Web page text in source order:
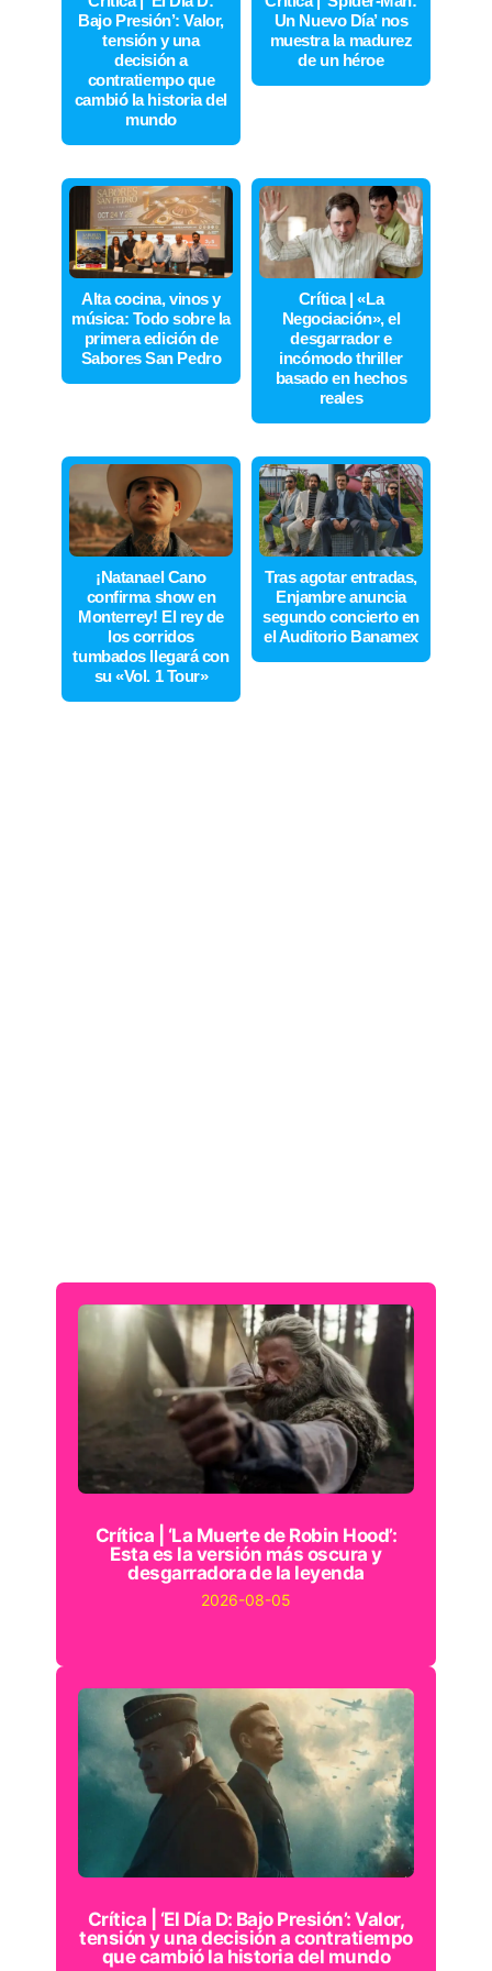
Bajo Presión’: Valor,
tensión y una
decisión a
contratiempo que
cambió la historia del
mundo
Un Nuevo Día’ nos
muestra la madurez
de un héroe
Alta cocina, vinos y
música: Todo sobre la
primera edición de
Sabores San Pedro
Crítica | «La
Negociación», el
desgarrador e
incómodo thriller
basado en hechos
reales
¡Natanael Cano
confirma show en
Monterrey! El rey de
los corridos
tumbados llegará con
su «Vol. 1 Tour»
Tras agotar entradas,
Enjambre anuncia
segundo concierto en
el Auditorio Banamex
Crítica | ‘La Muerte de Robin Hood’:
Esta es la versión más oscura y
desgarradora de la leyenda
2026-08-05
Crítica | ‘El Día D: Bajo Presión’: Valor,
tensión y una decisión a contratiempo
que cambió la historia del mundo